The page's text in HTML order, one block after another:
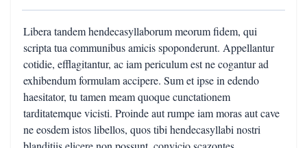
Libera tandem hendecasyllaborum meorum fidem, qui
scripta tua communibus amicis spoponderunt. Appellantur
cotidie, efflagitantur, ac iam periculum est ne cogantur ad
exhibendum formulam accipere. Sum et ipse in edendo
haesitator, tu tamen meam quoque cunctationem
tarditatemque vicisti. Proinde aut rumpe iam moras aut cave
ne eosdem istos libellos, quos tibi hendecasyllabi nostri